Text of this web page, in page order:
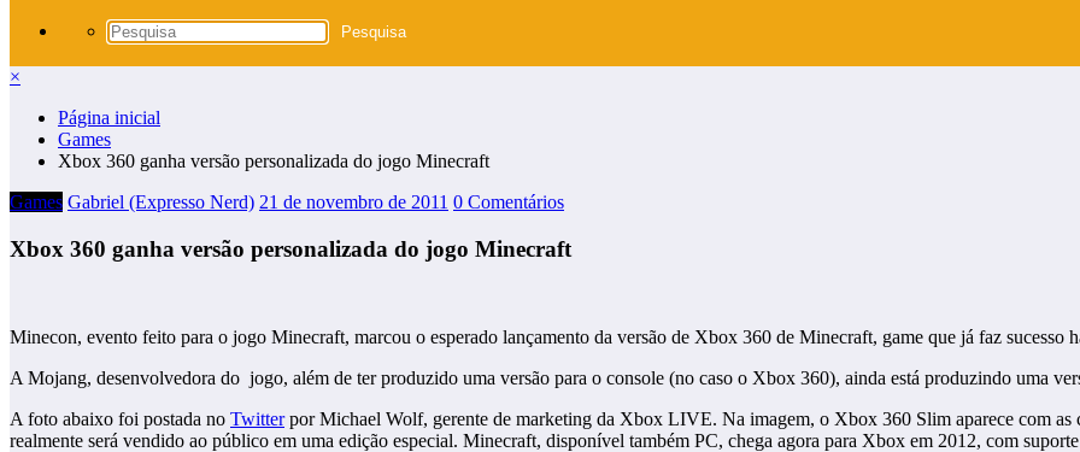
×
Página inicial
Games
Xbox 360 ganha versão personalizada do jogo Minecraft
Games Gabriel (Expresso Nerd) 21 de novembro de 2011 0 Comentários
Xbox 360 ganha versão personalizada do jogo Minecraft
Minecon, evento feito para o jogo Minecraft, marcou o esperado lançamento da versão de Xbox 360 de Minecraft, game que já faz sucesso
A Mojang, desenvolvedora do jogo, além de ter produzido uma versão para o console (no caso o Xbox 360), ainda está produzindo uma
A foto abaixo foi postada no Twitterpor Michael Wolf, gerente de marketing da Xbox LIVE. Na imagem, o Xbox 360 Slim aparece com as
realmente será vendido ao público em uma edição especial. Minecraft, disponível também PC, chega agora para Xbox em 2012, com